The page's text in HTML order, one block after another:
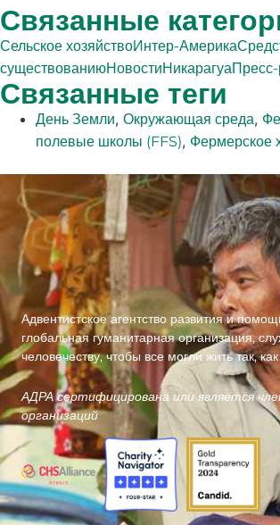
Связанные
Сельское хозяйствоИнтер-Америка
существованиюНовостиНикарагуа
Связанные теги
День Земли, Окружающая среда,
полевые школы (FFS), Фермерское
Адвентистское агентство развития и
глобальная гуманитарная организация,
человечеству, чтобы все могли жить так,
АДРА сертифицирована или является
организаций